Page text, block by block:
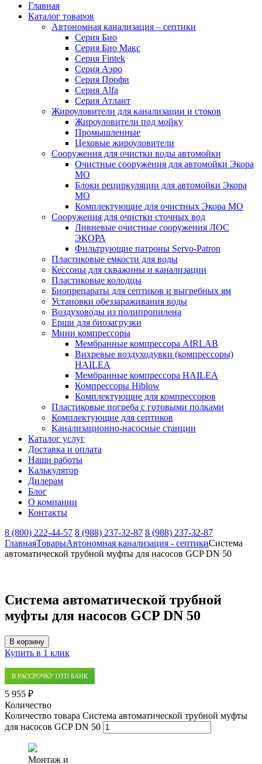
Главная
Каталог товаров
Автономная канализация – септики
Серия Био
Серия Био Макс
Серия Fintek
Серия Аэро
Серия Профи
Серия Alfa
Серия Атлант
Жироуловители для канализации и стоков
Жироуловители под мойку
Промышленные
Цеховые жироуловители
Сооружения для очистки воды автомойки
Очистные сооружения для автомойки Экора
МО
Блоки рециркуляции для автомойки Экора
МО
Комплектующие для очистных Экора МО
Сооружения для очистки сточных вод
Ливневые очистные сооружения ЛОС
ЭКОРА
Фильтрующие патроны Servo-Patron
Пластиковые емкости для воды
Кессоны для скважины и канализации
Пластиковые колодцы
Биопрепараты для септиков и выгребных ям
Установки обеззараживания воды
Воздуховоды из полипропилена
Ерши для биозагрузки
Мини компрессоры
Мембранные компрессора AIRLAB
Вихревые воздуходувки (компрессоры)
HAILEA
Мембранные компрессора HAILEA
Компрессоры Hiblow
Комплектующие для компрессоров
Пластиковые погреба с готовыми полками
Комплектующие для септиков
Канализационно-насосные станции
Каталог услуг
Доставка и оплата
Наши работы
Калькулятор
Дилерам
Блог
О компании
Контакты
8 (800) 222-44-57 8 (988) 237-32-87 8 (988) 237-32-87
ГлавнаяТоварыАвтономная канализация - септикиСистема
автоматической трубной муфты для насосов GCP DN 50
Система автоматической трубной
муфты для насосов GCP DN 50
В корзину
Купить в 1 клик
В РАССРОЧКУ ОТП БАНК
5 955 ₽
Количество
Количество товара Система автоматической трубной муфты
для насосов GCP DN 50
Монтаж и